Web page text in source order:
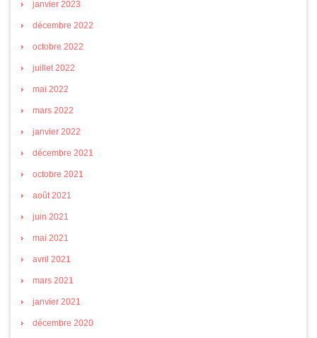
janvier 2023
décembre 2022
octobre 2022
juillet 2022
mai 2022
mars 2022
janvier 2022
décembre 2021
octobre 2021
août 2021
juin 2021
mai 2021
avril 2021
mars 2021
janvier 2021
décembre 2020